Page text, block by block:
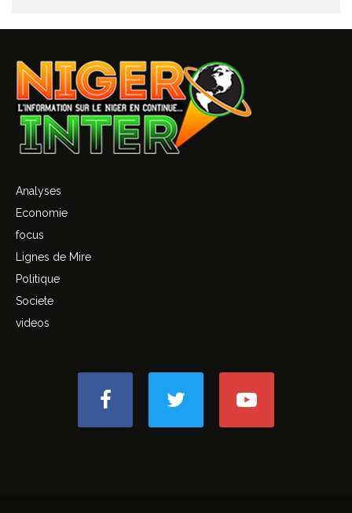
Analyses
Economie
focus
Lignes de Mire
Politique
Societe
videos